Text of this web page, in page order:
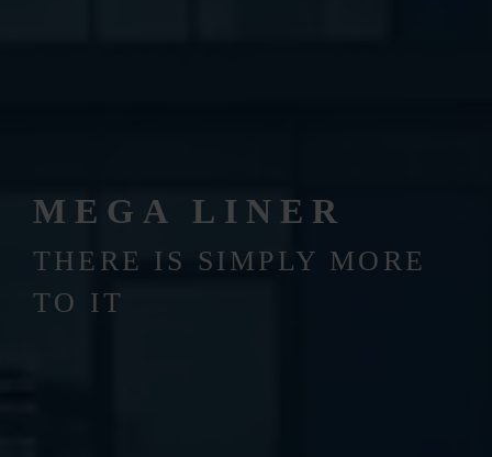
MEGA LINER
THERE IS SIMPLY MORE
TO IT